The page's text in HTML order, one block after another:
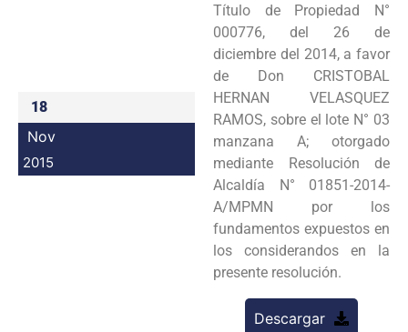
Programas
Intranet
18
Nov
2015
Título de Propiedad N°
000776, del 26 de
diciembre del 2014, a favor
de Don CRISTOBAL
HERNAN VELASQUEZ
RAMOS, sobre el lote N° 03
manzana A; otorgado
mediante Resolución de
Alcaldía N° 01851-2014-
A/MPMN por los
fundamentos expuestos en
los considerandos en la
presente resolución.
Descargar